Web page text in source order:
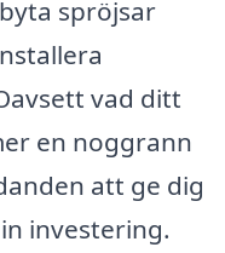
spröjsar
vad ditt
en noggrann
att ge dig
investering.